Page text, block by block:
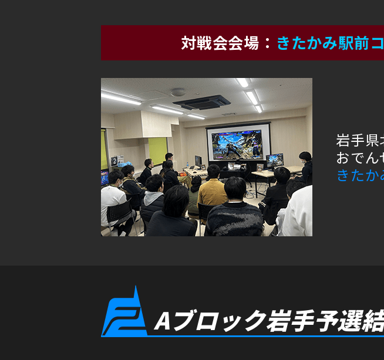
対戦会会場 きたかみ駅前
岩手
おで
きた
Aブロック岩手予選